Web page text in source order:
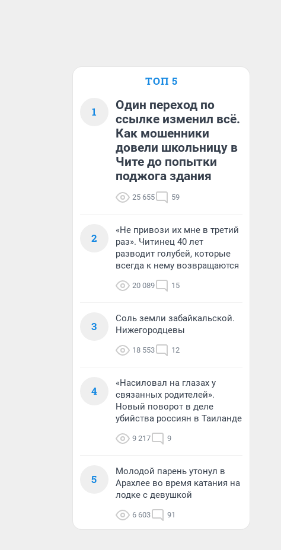
ТОП 5
1
Один переход по
ссылке изменил всё.
Как мошенники
довели школьницу в
Чите до попытки
поджога здания
25 655 59
2
«Не привози их мне в третий
раз». Читинец 40 лет
разводит голубей, которые
всегда к нему возвращаются
20 089 15
3
Соль земли забайкальской.
Нижегородцевы
18 553 12
4
«Насиловал на глазах у
связанных родителей».
Новый поворот в деле
убийства россиян в Таиланде
9 217 9
5
Молодой парень утонул в
Арахлее во время катания на
лодке с девушкой
6 603 91